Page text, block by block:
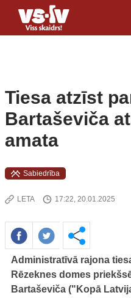
Tiesa atzīst
Bartaševiča
amata
Sabiedrība
LETA 17:22, 20.01.2025
Administratīvā rajona
Rēzeknes domes
Bartaševiča ("Kopā